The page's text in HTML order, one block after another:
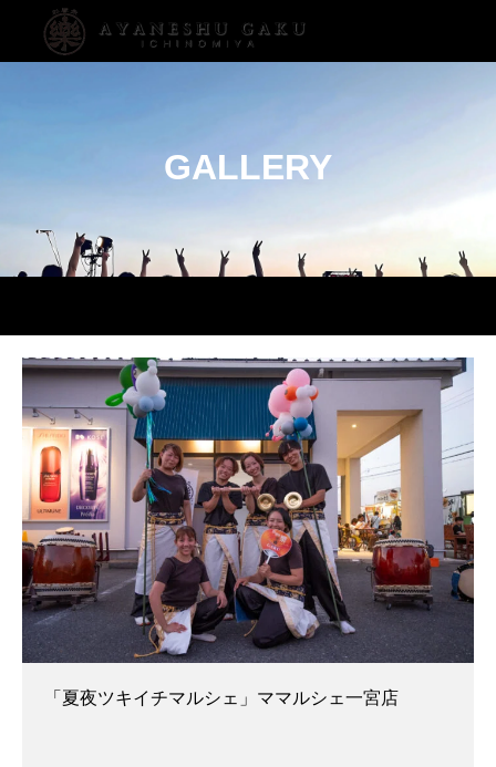
GALLERY
「夏夜ツキイチマルシェ」ママルシェ一宮店